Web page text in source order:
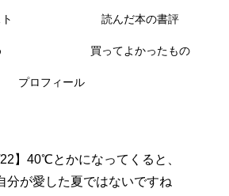
読んだ本の書評
買ってよかったもの
プロフィール
22】40℃とかになってくると、
分が愛した夏ではないですね